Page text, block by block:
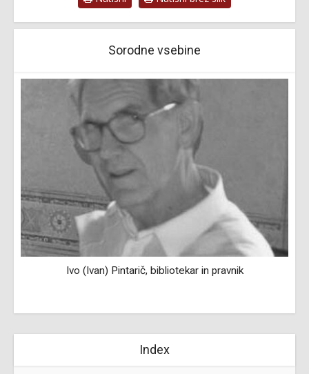
Sorodne vsebine
Ivo (Ivan) Pintarič, bibliotekar in pravnik
Index